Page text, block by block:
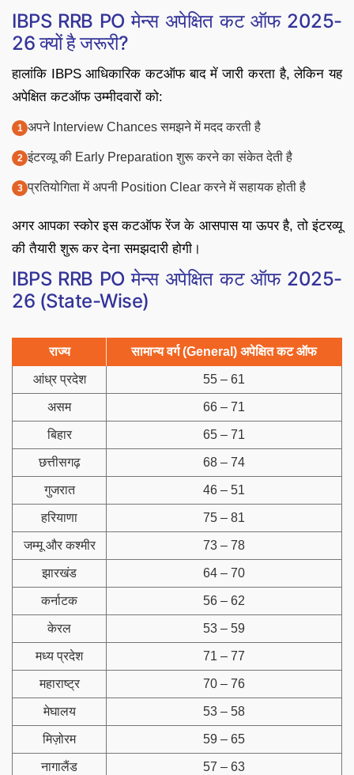
IBPS RRB PO मेन्स अपेक्षित कट ऑफ 2025-
26 क्यों है जरूरी?
हालांकि IBPS आधिकारिक कटऑफ बाद में जारी करता है, लेकिन यह
अपेक्षित कटऑफ उम्मीदवारों को:
अपने Interview Chances समझने में मदद करती है
इंटरव्यू की Early Preparation शुरू करने का संकेत देती है
प्रतियोगिता में अपनी Position Clear करने में सहायक होती है
अगर आपका स्कोर इस कटऑफ रेंज के आसपास या ऊपर है, तो इंटरव्यू
की तैयारी शुरू कर देना समझदारी होगी।
IBPS RRB PO मेन्स अपेक्षित कट ऑफ 2025-
26 (State-Wise)
राज्य सामान्य वर्ग (General) अपेक्षित कट ऑफ
आंध्र प्रदेश 55 – 61
असम 66 – 71
बिहार 65 – 71
छत्तीसगढ़ 68 – 74
गुजरात 46 – 51
हरियाणा 75 – 81
जम्मू और कश्मीर 73 – 78
झारखंड 64 – 70
कर्नाटक 56 – 62
केरल 53 – 59
मध्य प्रदेश 71 – 77
महाराष्ट्र 70 – 76
मेघालय 53 – 58
मिज़ोरम 59 – 65
नागालैंड 57 – 63